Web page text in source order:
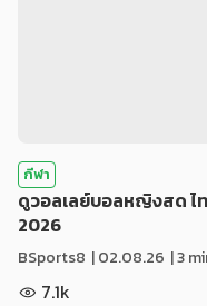
กีฬา
ดูวอลเลย์บอลหญิงสด ไ
2026
BSports8 |02.08.26 | 3
7.1k